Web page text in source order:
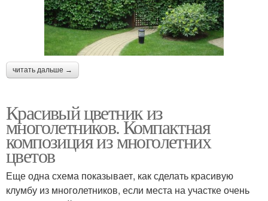
читать дальше →
Красивый цветник из
многолетников. Компактная
композиция из многолетних
цветов
Еще одна схема показывает, как сделать красивую
клумбу из многолетников, если места на участке очень